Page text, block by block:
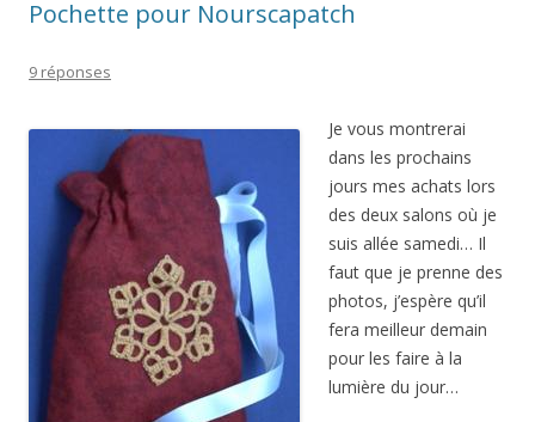
Pochette pour Nourscapatch
9 réponses
Je vous montrerai
dans les prochains
jours mes achats lors
des deux salons où je
suis allée samedi… Il
faut que je prenne des
photos, j’espère qu’il
fera meilleur demain
pour les faire à la
lumière du jour…